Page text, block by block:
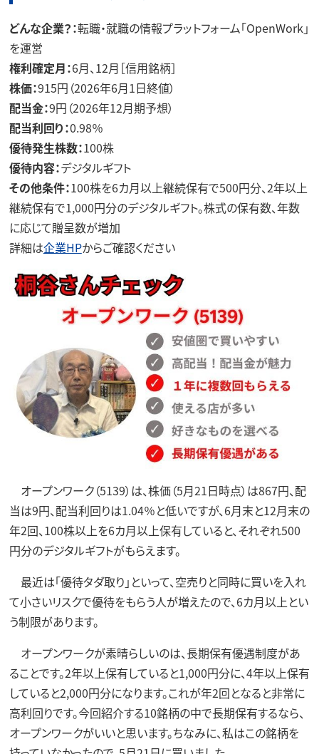
どんな企業？：転職・就職の情報プラットフォーム「OpenWork」
を運営
権利確定月：6月、12月［信用銘柄］
株価：915円（2026年6月1日終値）
配当金：9円（2026年12月期予想）
配当利回り：0.98％
優待発生株数：100株
優待内容：デジタルギフト
その他条件：100株を6カ月以上継続保有で500円分、2年以上
継続保有で1,000円分のデジタルギフト。株式の保有数、年数
に応じて贈呈数が増加
詳細は企業HPからご確認ください
オープンワーク（5139）は、株価（5月21日時点）は867円、配
当は9円、配当利回りは1.04％と低いですが、6月末と12月末の
年2回、100株以上を6カ月以上保有していると、それぞれ500
円分のデジタルギフトがもらえます。
最近は「優待タダ取り」といって、空売りと同時に買いを入れ
て小さいリスクで優待をもらう人が増えたので、6カ月以上とい
う制限があります。
オープンワークが素晴らしいのは、長期保有優遇制度があ
ることです。2年以上保有していると1,000円分に、4年以上保有
していると2,000円分になります。これが年2回となると非常に
高利回りです。今回紹介する10銘柄の中で長期保有するなら、
オープンワークがいいと思います。ちなみに、私はこの銘柄を